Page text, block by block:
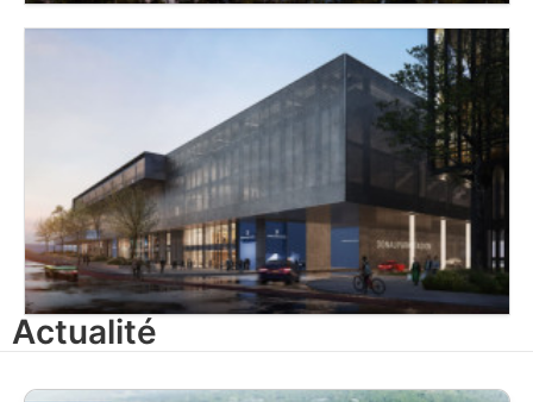
Actualité